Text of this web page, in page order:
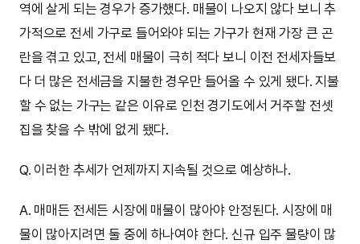
역에 살게 되는 경우가 증가했다. 매물이 나오지 않다 보니 추
가적으로 전세 가구로 들어와야 되는 가구가 현재 가장 큰 곤
란을 겪고 있고, 전세 매물이 극히 적다 보니 이전 전세자들보
다 더 많은 전세금을 지불한 경우만 들어올 수 있게 됐다. 지불
할 수 없는 가구는 같은 이유로 인천 경기도에서 거주할 전셋
집을 찾을 수 밖에 없게 됐다.
Q. 이러한 추세가 언제까지 지속될 것으로 예상하나.
A. 매매든 전세든 시장에 매물이 많아야 안정된다. 시장에 매
물이 많아지려면 둘 중에 하나여야 한다. 신규 입주 물량이 많